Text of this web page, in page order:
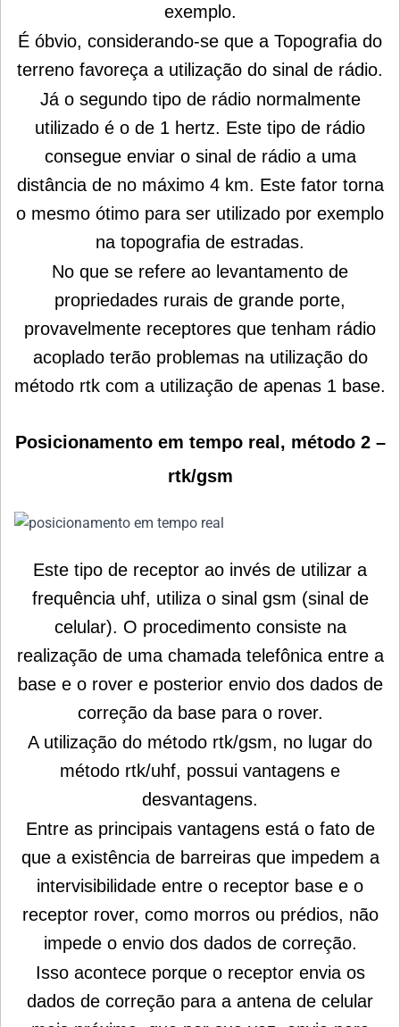
exemplo.
É óbvio, considerando-se que a Topografia do
terreno favoreça a utilização do sinal de rádio.
Já o segundo tipo de rádio normalmente
utilizado é o de 1 hertz. Este tipo de rádio
consegue enviar o sinal de rádio a uma
distância de no máximo 4 km. Este fator torna
o mesmo ótimo para ser utilizado por exemplo
na topografia de estradas.
No que se refere ao levantamento de
propriedades rurais de grande porte,
provavelmente receptores que tenham rádio
acoplado terão problemas na utilização do
método rtk com a utilização de apenas 1 base.
Posicionamento em tempo real, método 2 –
rtk/gsm
Este tipo de receptor ao invés de utilizar a
frequência uhf, utiliza o sinal gsm (sinal de
celular). O procedimento consiste na
realização de uma chamada telefônica entre a
base e o rover e posterior envio dos dados de
correção da base para o rover.
A utilização do método rtk/gsm, no lugar do
método rtk/uhf, possui vantagens e
desvantagens.
Entre as principais vantagens está o fato de
que a existência de barreiras que impedem a
intervisibilidade entre o receptor base e o
receptor rover, como morros ou prédios, não
impede o envio dos dados de correção.
Isso acontece porque o receptor envia os
dados de correção para a antena de celular